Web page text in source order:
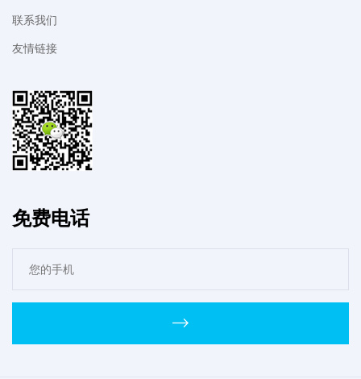
联系我们
友情链接
免费电话